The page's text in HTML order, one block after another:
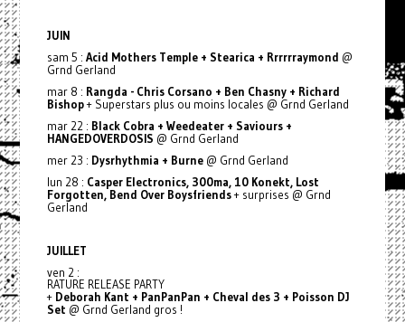
JUIN
sam 5 : Acid Mothers Temple + Stearica + Rrrrrraymond @
Grnd Gerland
mar 8 : Rangda - Chris Corsano + Ben Chasny + Richard
Bishop+ Superstars plus ou moins locales @ Grnd Gerland
mar 22 : Black Cobra + Weedeater + Saviours +
HANGEDOVERDOSIS @ Grnd Gerland
mer 23 : Dysrhythmia + Burne@ Grnd Gerland
lun 28 : Casper Electronics, 300ma, 10 Konekt, Lost
Forgotten, Bend Over Boysfriends+ surprises @ Grnd
Gerland
JUILLET
ven 2 :
RATURE RELEASE PARTY
+ Deborah Kant + PanPanPan + Cheval des 3 + Poisson DJ
Set @ Grnd Gerland gros !